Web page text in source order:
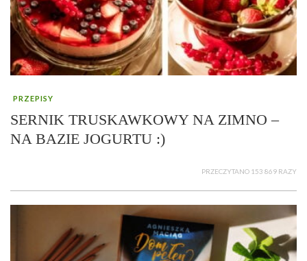
PRZEPISY
SERNIK TRUSKAWKOWY NA ZIMNO –
NA BAZIE JOGURTU :)
PRZECZYTANO 153 869 RAZY